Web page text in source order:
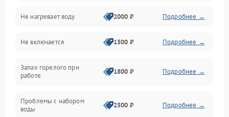
Программное обеспечение
Не нагревает воду 2000 ₽ Подробнее →
Не включается 1500 ₽ Подробнее →
Запах горелого при
работе
1800 ₽ Подробнее →
Проблемы с набором
воды
2500 ₽ Подробнее →